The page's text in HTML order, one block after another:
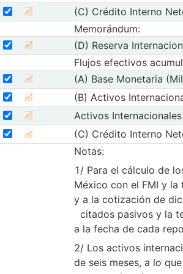
Mostrar metadatos de la serie
Seleccione sus series
Seleccionar serie (C) Crédito Interno
Mostrar gráfica
(C) Crédito Interno
Memorándum:
Mostrar metadatos de la serie
Seleccione sus series
Seleccionar serie (D) ReservaMostrar gráfica
(D) Reserva
Flujos efectivos
Mostrar metadatos de la serie (A)
Seleccione sus series
Seleccionar serie (A) Base Monetaria
Mostrar gráfica de
(A) Base Monetaria
Mostrar metadatos de la serie
Seleccione sus series
Seleccionar serie (B) Activos Mostrar gráfica
(B) Activos
Mostrar metadatos de la serie
Seleccione sus series
Seleccionar serie Activos Mostrar gráfica
Activos
Mostrar metadatos de la serie
Seleccione sus series
Seleccionar serie (C) Crédito Interno
Mostrar gráfica
(C) Crédito Interno
Notas:
1/ Para el cálculo de
México con el FMI y
y a la cotización de
citados pasivos y la
a la fecha de cada
2/ Los activos
de seis meses, a lo